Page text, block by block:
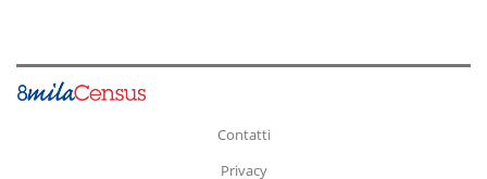
Contatti
Privacy